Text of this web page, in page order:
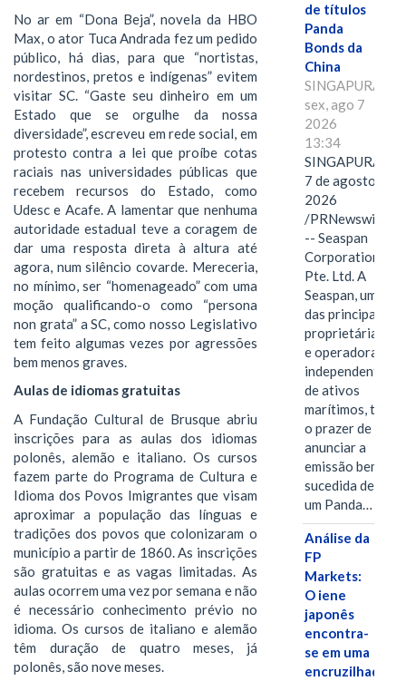
No ar em “Dona Beja”, novela da HBO
Max, o ator Tuca Andrada fez um pedido
público, há dias, para que “nortistas,
nordestinos, pretos e indígenas” evitem
visitar SC. “Gaste seu dinheiro em um
Estado que se orgulhe da nossa
diversidade”, escreveu em rede social, em
protesto contra a lei que proíbe cotas
raciais nas universidades públicas que
recebem recursos do Estado, como
Udesc e Acafe. A lamentar que nenhuma
autoridade estadual teve a coragem de
dar uma resposta direta à altura até
agora, num silêncio covarde. Mereceria,
no mínimo, ser “homenageado” com uma
moção qualificando-o como “persona
non grata” a SC, como nosso Legislativo
tem feito algumas vezes por agressões
bem menos graves.
Aulas de idiomas gratuitas
A Fundação Cultural de Brusque abriu
inscrições para as aulas dos idiomas
polonês, alemão e italiano. Os cursos
fazem parte do Programa de Cultura e
Idioma dos Povos Imigrantes que visam
aproximar a população das línguas e
tradições dos povos que colonizaram o
município a partir de 1860. As inscrições
são gratuitas e as vagas limitadas. As
aulas ocorrem uma vez por semana e não
é necessário conhecimento prévio no
idioma. Os cursos de italiano e alemão
têm duração de quatro meses, já
polonês, são nove meses.
de títulos
Panda
Bonds da
China
SINGAPURA,
sex, ago 7
2026
13:34
SINGAPURA,
7 de agosto de
2026
/PRNewswire/
-- Seaspan
Corporation
Pte. Ltd. A
Seaspan, uma
das principais
proprietárias
e operadoras
independentes
de ativos
marítimos, tem
o prazer de
anunciar a
emissão bem-
sucedida de
um Panda…
Análise da
FP
Markets:
O iene
japonês
encontra-
se em uma
encruzilhada